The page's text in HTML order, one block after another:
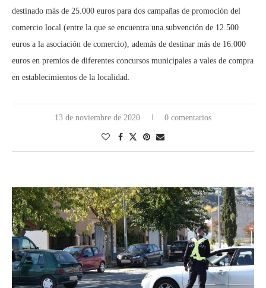
destinado más de 25.000 euros para dos campañas de promoción del
comercio local (entre la que se encuentra una subvención de 12.500
euros a la asociación de comercio), además de destinar más de 16.000
euros en premios de diferentes concursos municipales a vales de compra
en establecimientos de la localidad.
13 de noviembre de 2020 0 comentarios